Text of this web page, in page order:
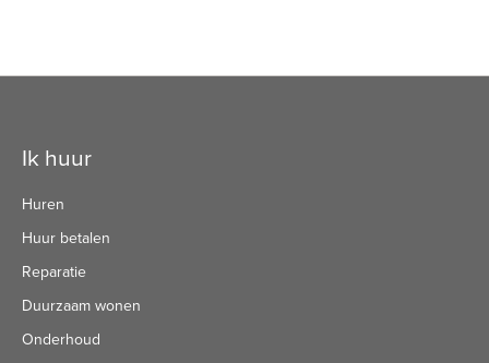
Contactinformatie
Ik huur
Huren
Huur betalen
Reparatie
Duurzaam wonen
Onderhoud